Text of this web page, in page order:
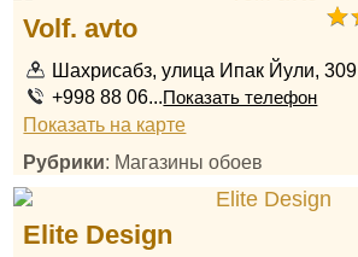
Volf. avto
Шахрисабз, улица Ипак Йули, 309
+998 88 06...Показать телефон
Показать на карте
Рубрики: Магазины обоев
Elite Design